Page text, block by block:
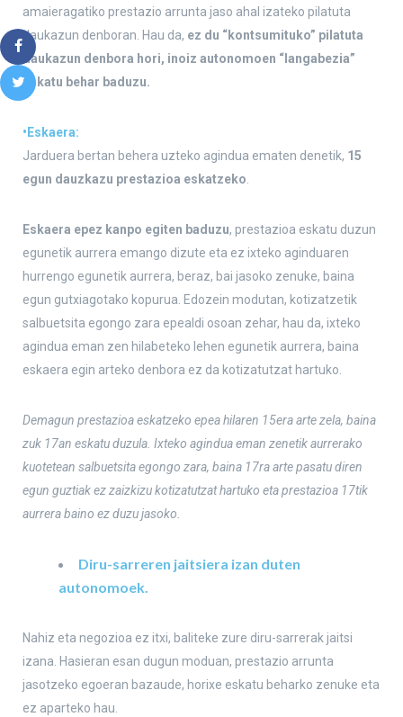
amaieragatiko prestazio arrunta jaso ahal izateko pilatuta
daukazun denboran. Hau da, ez du “kontsumituko” pilatuta
daukazun denbora hori, inoiz autonomoen “langabezia”
eskatu behar baduzu.
•Eskaera:
Jarduera bertan behera uzteko agindua ematen denetik, 15
egun dauzkazu prestazioa eskatzeko
Eskaera epez kanpo egiten baduzu, prestazioa eskatu duzun
egunetik aurrera emango dizute eta ez ixteko aginduaren
hurrengo egunetik aurrera, beraz, bai jasoko zenuke, baina
egun gutxiagotako kopurua. Edozein modutan, kotizatzetik
salbuetsita egongo zara epealdi osoan zehar, hau da, ixteko
agindua eman zen hilabeteko lehen egunetik aurrera, baina
eskaera egin arteko denbora ez da kotizatutzat hartuko.
Demagun prestazioa eskatzeko epea hilaren 15era arte zela, baina
zuk 17an eskatu duzula. Ixteko agindua eman zenetik aurrerako
kuotetean salbuetsita egongo zara, baina 17ra arte pasatu diren
egun guztiak ez zaizkizu kotizatutzat hartuko eta prestazioa 17tik
aurrera baino ez duzu jasoko.
Diru-sarreren jaitsiera izan duten
autonomoek.
Nahiz eta negozioa ez itxi, baliteke zure diru-sarrerak jaitsi
izana. Hasieran esan dugun moduan, prestazio arrunta
jasotzeko egoeran bazaude, horixe eskatu beharko zenuke eta
ez aparteko hau.